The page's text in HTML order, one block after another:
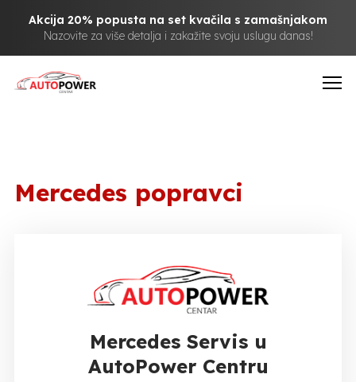
Akcija 20% popusta na set kvačila s zamašnjakom
Nazovite za više detalja i zakažite svoju uslugu danas!
Mercedes popravci
Mercedes Servis u
AutoPower Centru